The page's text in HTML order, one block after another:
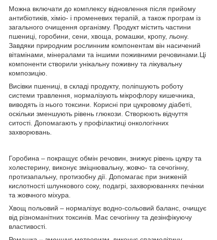
Можна включати до комплексу відновлення після прийому
антибіотиків, хіміо- і променевих терапій, а також програм із
загального очищення організму. Продукт містить частини
пшениці, горобини, сени, хвоща, ромашки, кропу, льону.
Завдяки природним рослинним компонентам він насичений
вітамінами, мінералами та іншими поживними речовинами.Ці
компоненти створили унікальну поживну та лікувальну
композицію.
Висівки пшениці, в складі продукту, поліпшують роботу
системи травлення, нормалізують мікрофлору кишечника,
виводять із нього токсини. Корисні при цукровому діабеті,
оскільки зменшують рівень глюкози. Створюють відчуття
ситості. Допомагають у профілактиці онкологічних
захворювань.
Горобина – покращує обмін речовин, знижує рівень цукру та
холестерину, виконує зміцнювальну, жовчо- та сечогінну,
протизапальну, протизобну дії. Допомагає при зниженій
кислотності шлункового соку, подагрі, захворюваннях печінки
та жовчного міхура.
Хвощ польовий – нормалізує водно-сольовий баланс, очищує
від різноманітних токсинів. Має сечогінну та дезінфікуючу
властивості.